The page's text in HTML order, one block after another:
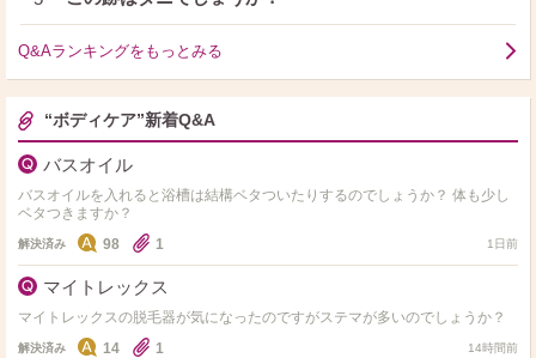
Q&Aランキングをもっとみる
“ボディケア”新着Q&A
バスオイル
バスオイルを入れると浴槽は結構ベタついたりするのでしょうか？ 体も少し
ベタつきますか？
解決済み 98 1 1日前
マイトレックス
マイトレックスの脱毛器が気になったのですがステマが多いのでしょうか？
解決済み 14 1 14時間前